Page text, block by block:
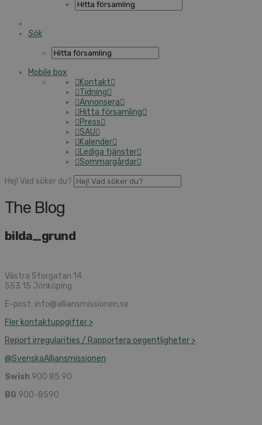
Sök
Mobile box
Kontakt
Tidning
Annonsera
Hitta församling
Press
SAU
Kalender
Lediga tjänster
Sommargårdar
Hej! Vad söker du?
The Blog
bilda_grund
Västra Storgatan 14
553 15 Jönköping
E-post: info@alliansmissionen.se
Fler kontaktuppgifter >
Report irregularities / Rapportera oegentligheter >
@SvenskaAlliansmissionen
Swish 900 85 90
BG 900-8590